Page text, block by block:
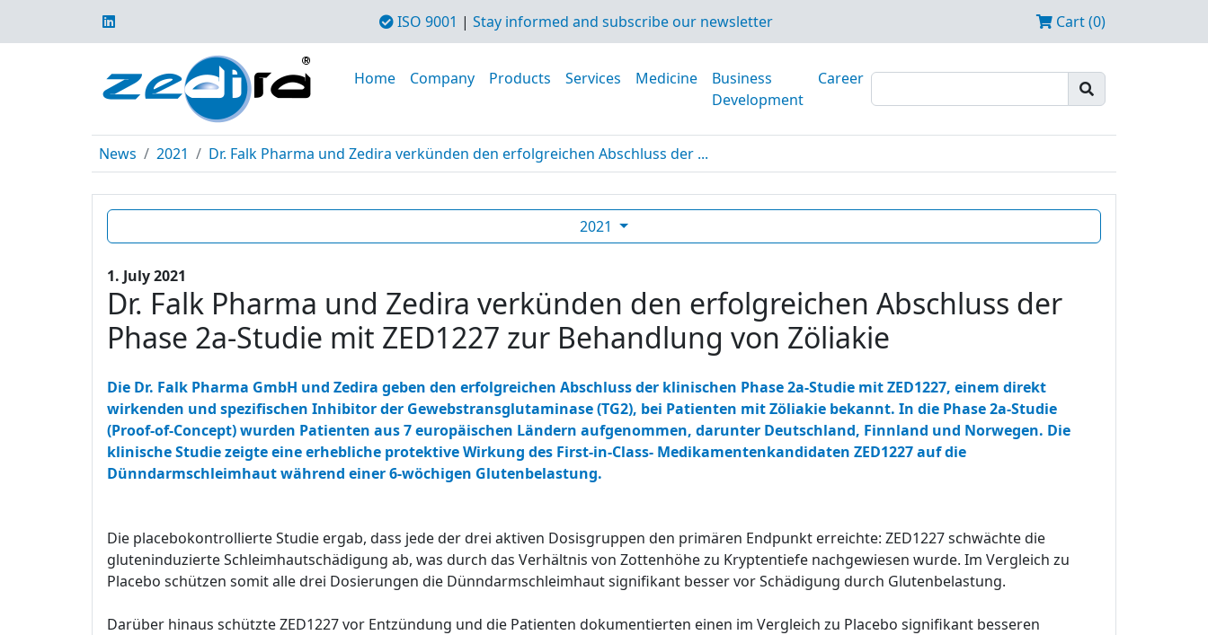
ISO 9001 | Stay informed and subscribe our newsletter Cart (0)
Home Company Products Services Medicine
Business
Development
Career
News 2021 Dr. Falk Pharma und Zedira verkünden den erfolgreichen Abschluss der ...
2021
1. July 2021
Dr. Falk Pharma und Zedira verkünden den erfolgreichen Abschluss der
Phase 2a-Studie mit ZED1227 zur Behandlung von Zöliakie
Die Dr. Falk Pharma GmbH und Zedira geben den erfolgreichen Abschluss der klinischen Phase 2a-Studie mit ZED1227, einem direkt
wirkenden und spezifischen Inhibitor der Gewebstransglutaminase (TG2), bei Patienten mit Zöliakie bekannt. In die Phase 2a-Studie
(Proof-of-Concept) wurden Patienten aus 7 europäischen Ländern aufgenommen, darunter Deutschland, Finnland und Norwegen. Die
klinische Studie zeigte eine erhebliche protektive Wirkung des First-in-Class- Medikamentenkandidaten ZED1227 auf die
Dünndarmschleimhaut während einer 6-wöchigen Glutenbelastung.
Die placebokontrollierte Studie ergab, dass jede der drei aktiven Dosisgruppen den primären Endpunkt erreichte: ZED1227 schwächte die
gluteninduzierte Schleimhautschädigung ab, was durch das Verhältnis von Zottenhöhe zu Kryptentiefe nachgewiesen wurde. Im Vergleich zu
Placebo schützen somit alle drei Dosierungen die Dünndarmschleimhaut signifikant besser vor Schädigung durch Glutenbelastung.
Darüber hinaus schützte ZED1227 vor Entzündung und die Patienten dokumentierten einen im Vergleich zu Placebo signifikant besseren